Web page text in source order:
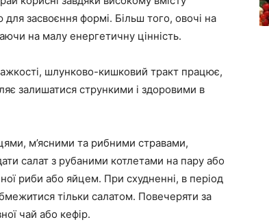
для засвоєння формі. Більш того, овочі на
на малу енергетичну цінність.
шлунково-кишковий тракт працює,
залишатися стрункими і здоровими в
м’ясними та рибними стравами,
салат з рубаними котлетами на пару або
риби або яйцем. При схудненні, в період
тільки салатом. Повечеряти за
чай або кефір.